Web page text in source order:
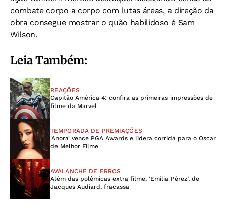
combate corpo a corpo com lutas áreas, a direção da
obra consegue mostrar o quão habilidoso é Sam
Wilson.
Leia Também:
REAÇÕES
Capitão América 4: confira as primeiras impressões de
filme da Marvel
TEMPORADA DE PREMIAÇÕES
'Anora' vence PGA Awards e lidera corrida para o Oscar
de Melhor Filme
AVALANCHE DE ERROS
Além das polêmicas extra filme, ‘Emilia Pérez’, de
Jacques Audiard, fracassa